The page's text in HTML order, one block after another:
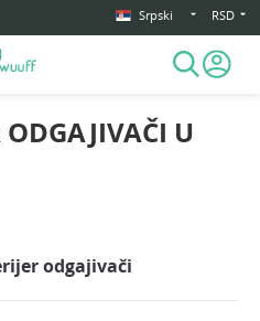
Srpski RSD
ODGAJIVAČI U
odgajivači